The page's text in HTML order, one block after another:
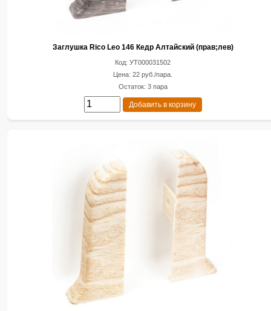
Заглушка Rico Leo 146 Кедр Алтайский (прав;лев)
Код: УТ000031502
Цена: 22 руб./пара.
Остаток: 3 пара
Добавить в корзину